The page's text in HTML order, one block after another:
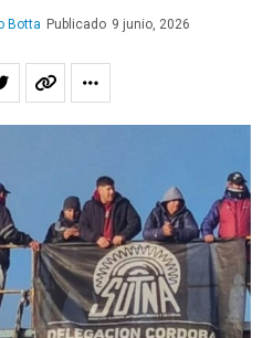
Botta Publicado 9 junio, 2026